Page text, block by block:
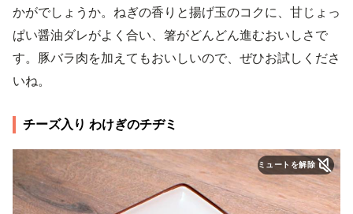
かがでしょうか。ねぎの香りと揚げ玉のコクに、甘じょっ
ぱい醤油ダレがよく合い、箸がどんどん進むおいしさで
す。豚バラ肉を加えてもおいしいので、ぜひお試しくださ
いね。
チーズ入り わけぎのチヂミ
ミュートを解除